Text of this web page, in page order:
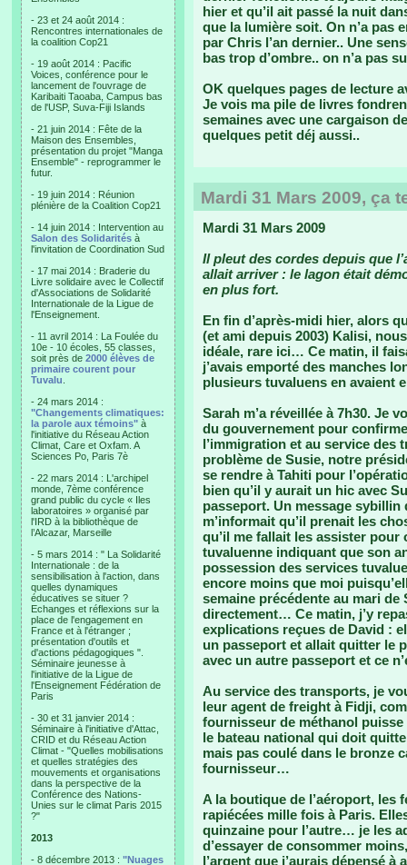
- 23 et 24 août 2014 :
Rencontres internationales de
la coalition Cop21
- 19 août 2014 : Pacific
Voices, conférence pour le
lancement de l'ouvrage de
Karibaiti Taoaba, Campus bas
de l'USP, Suva-Fiji Islands
- 21 juin 2014 : Fête de la
Maison des Ensembles,
présentation du projet "Manga
Ensemble" - reprogrammer le
futur.
- 19 juin 2014 : Réunion
plénière de la Coalition Cop21
- 14 juin 2014 : Intervention au
Salon des Solidarités à
l'invitation de Coordination Sud
- 17 mai 2014 : Braderie du
Livre solidaire avec le Collectif
d'Associations de Solidarité
Internationale de la Ligue de
l'Enseignement.
- 11 avril 2014 : La Foulée du
10e - 10 écoles, 55 classes,
soit près de 2000 élèves de
primaire courent pour
Tuvalu
- 24 mars 2014 :
"Changements climatiques:
la parole aux témoins" à
l'initiative du Réseau Action
Climat, Care et Oxfam. A
Sciences Po, Paris 7è
- 22 mars 2014 : L'archipel
monde, 7ème conférence
grand public du cycle « Iles
laboratoires » organisé par
l'IRD à la bibliothèque de
l’Alcazar, Marseille
- 5 mars 2014 : " La Solidarité
Internationale : de la
sensibilisation à l'action, dans
quelles dynamiques
éducatives se situer ?
Echanges et réflexions sur la
place de l'engagement en
France et à l'étranger ;
présentation d'outils et
d'actions pédagogiques ".
Séminaire jeunesse à
l'initiative de la Ligue de
l'Enseignement Fédération de
Paris
- 30 et 31 janvier 2014 :
Séminaire à l'initiative d'Attac,
CRID et du Réseau Action
Climat - "Quelles mobilisations
et quelles stratégies des
mouvements et organisations
dans la perspective de la
Conférence des Nations-
Unies sur le climat Paris 2015
?"
2013
- 8 décembre 2013 : "Nuages
hier et qu’il ait passé la nuit
que la lumière soit. On n’a pas
par Chris l’an dernier.. Une
bas trop d’ombre.. on n’a pas
OK quelques pages de lecture
Je vois ma pile de livres
semaines avec une cargaison
quelques petit déj aussi..
Mardi 31 Mars 2009, ça
Mardi 31 Mars 2009
Il pleut des cordes depuis que
allait arriver : le lagon était
en plus fort.
En fin d’après-midi hier, alors
(et ami depuis 2003) Kalisi,
idéale, rare ici… Ce matin, il
j’avais emporté des manches
plusieurs tuvaluens en avaient
Sarah m’a réveillée à 7h30. Je
du gouvernement pour
l’immigration et au service
problème de Susie, notre
se rendre à Tahiti pour
bien qu’il y aurait un hic avec
passeport. Un message
m’informait qu’il prenait les
qu’il me fallait les assister
tuvaluenne indiquant que son
possession des services
encore moins que moi
semaine précédente au mari
directement… Ce matin, j’y
explications reçues de David :
un passeport et allait quitter le
avec un autre passeport et ce
Au service des transports, je
leur agent de freight à Fidji,
fournisseur de méthanol
le bateau national qui doit
mais pas coulé dans le bronze
fournisseur…
A la boutique de l’aéroport, les
rapiécées mille fois à Paris.
quinzaine pour l’autre… je les
d’essayer de consommer
l’argent que j’aurais dépensé